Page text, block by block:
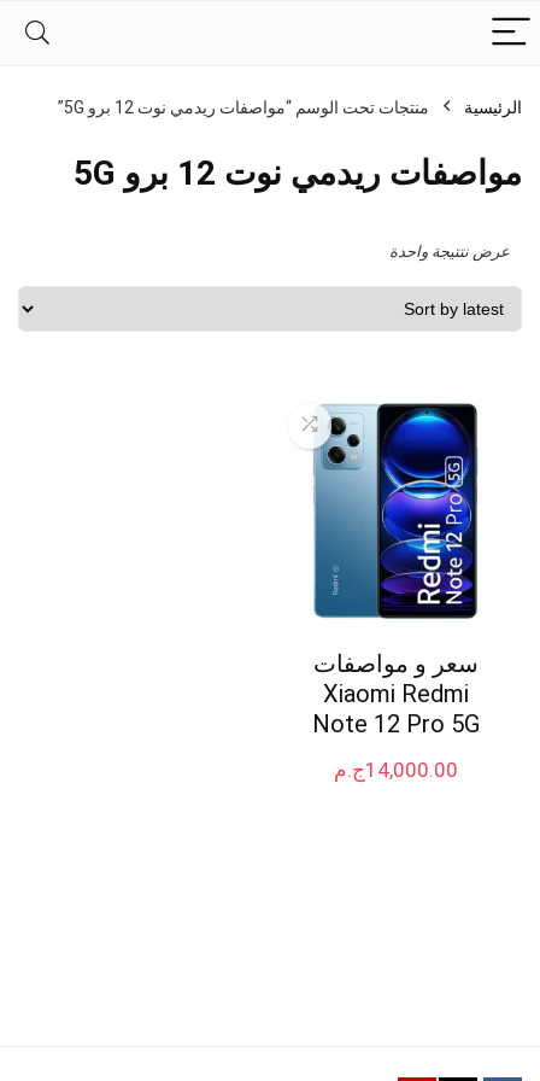
الرئيسية منتجات تحت الوسم “مواصفات ريدمي نوت 12 برو 5G”
مواصفات ريدمي نوت 12 برو 5G
عرض نتتيجة واحدة
سعر و مواصفات
Xiaomi Redmi
Note 12 Pro 5G
ج.م14,000.00